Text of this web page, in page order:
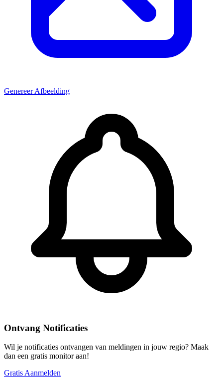
Genereer Afbeelding
Ontvang Notificaties
Wil je notificaties ontvangen van meldingen in jouw regio? Maak
dan een gratis monitor aan!
Gratis Aanmelden